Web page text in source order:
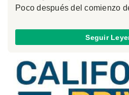
Poco después del comienzo
Seguir